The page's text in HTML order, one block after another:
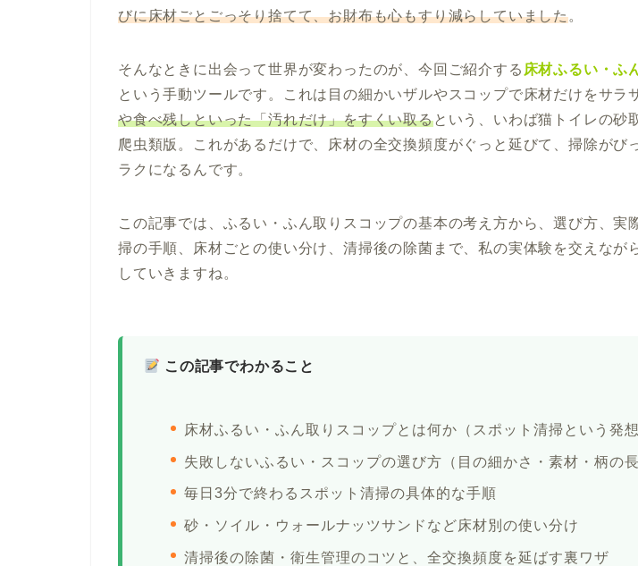
びに床材ごとごっそり捨てて、お財布も心もすり減らしていました。
そんなときに出会って世界が変わったのが、今回ご紹介する 床材ふるい・ふ
という手動ツールです。これは目の細かいザルやスコップで床材だけをサラ
や食べ残しといった「汚れだけ」をすくい取るという、いわば猫トイレの砂
爬虫類版。これがあるだけで、床材の全交換頻度がぐっと延びて、掃除がび
ラクになるんです。
この記事では、ふるい・ふん取りスコップの基本の考え方から、選び方、実
掃の手順、床材ごとの使い分け、清掃後の除菌まで、私の実体験を交えなが
していきますね。
この記事でわかること
床材ふるい・ふん取りスコップとは何か（スポット清掃という発想
失敗しないふるい・スコップの選び方（目の細かさ・素材・柄の長
毎日3分で終わるスポット清掃の具体的な手順
砂・ソイル・ウォールナッツサンドなど床材別の使い分け
清掃後の除菌・衛生管理のコツと、全交換頻度を延ばす裏ワザ